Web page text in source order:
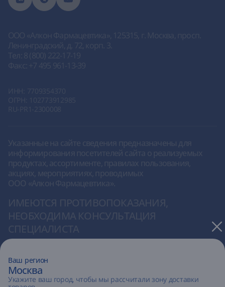
Ваш регион
Москва
Укажите ваш город, чтобы мы рассчитали зону доставки
ООО «Алкон Фармацевтика»
, 125315, г. Москва, просп.
Ленинградский, д. 72, корп. 3.
Тел:8 (800) 222-17-19
Факс: +7 495 961-13-39
ИНН: 7709354370
ОГРН: 102773912985
RU-PR1-2300008
Указанные на сайте сведения предназначены для
информирования посетителей сайта о реализуемых
продуктах, ассортименте, правилах пользования,
акциях, мероприятиях, проводимых
ООО «Алкон Фармацевтика».
ИМЕЮТСЯ ПРОТИВОПОКАЗАНИЯ,
НЕОБХОДИМА КОНСУЛЬТАЦИЯ
СПЕЦИАЛИСТА